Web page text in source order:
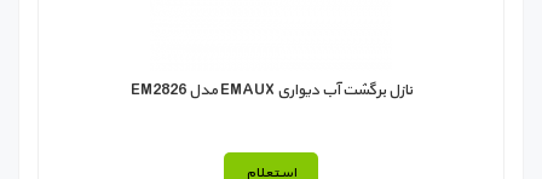
نازل برگشت آب دیواری EMAUX مدل EM2826
استعلام